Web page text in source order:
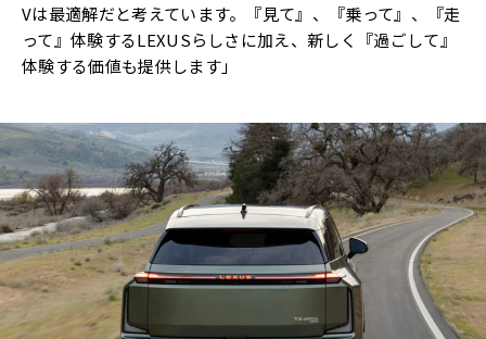
Vは最適解だと考えています。『見て』、『乗って』、『走
って』体験するLEXUSらしさに加え、新しく『過ごして』
体験する価値も提供します」